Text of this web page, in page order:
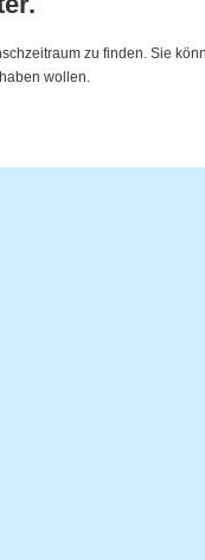
zu finden. Sie
wollen.